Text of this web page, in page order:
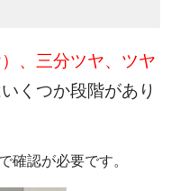
、三分ツヤ、ツヤ
くつか段階があり
確認が必要です。